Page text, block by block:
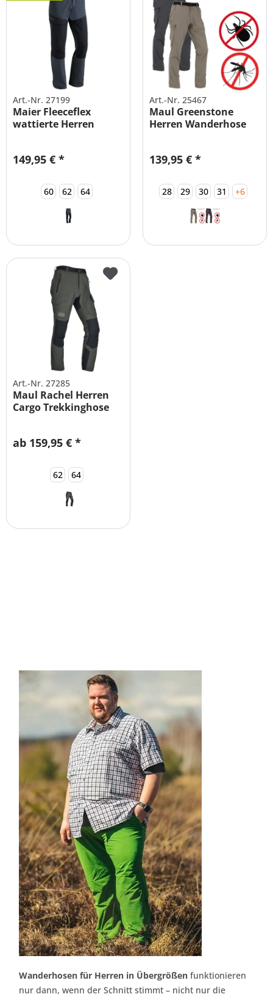
Art.-Nr. 27199
Maier Fleeceflex
wattierte Herren
149,95 € *
60 62 64
Art.-Nr. 25467
Maul Greenstone
Herren Wanderhose
139,95 € *
28 29 30 31 +6
Art.-Nr. 27285
Maul Rachel Herren
Cargo Trekkinghose
ab 159,95 € *
62 64
Wanderhosen für Herren in Übergrößen funktionieren
nur dann, wenn der Schnitt stimmt – nicht nur die